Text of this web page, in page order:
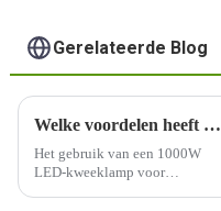
Gerelateerde Blog
Welke voordelen heeft het gebruik van een 1000W LED-kweeklamp voor binnentuinieren?
Het gebruik van een 1000W
LED-kweeklamp voor